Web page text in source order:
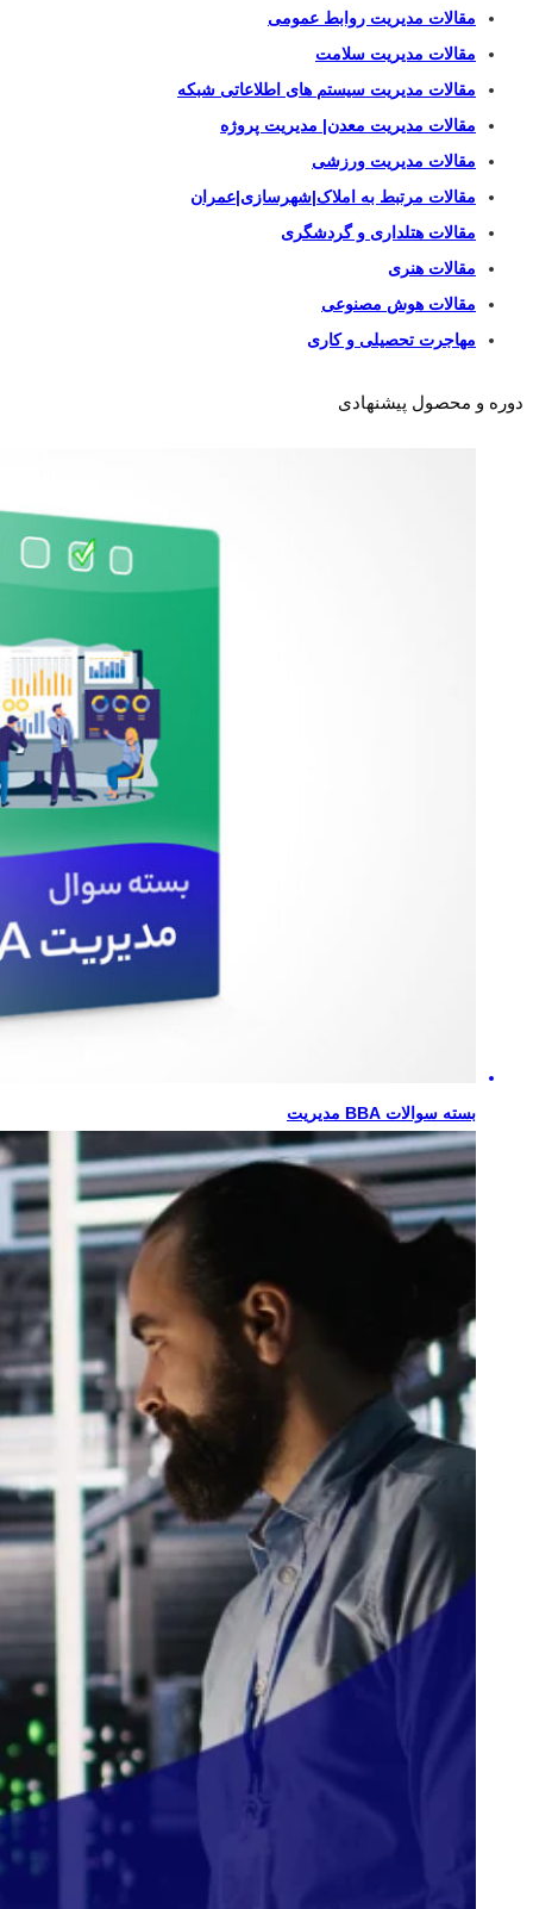
مقالات مدیریت روابط عمومی
مقالات مدیریت سلامت
مقالات مدیریت سیستم های اطلاعاتی شبکه
مقالات مدیریت معدن| مدیریت پروژه
مقالات مدیریت ورزشی
مقالات مرتبط به املاک|شهرسازی|عمران
مقالات هتلداری و گردشگری
مقالات هنری
مقالات هوش مصنوعی
مهاجرت تحصیلی و کاری
دوره و محصول پیشنهادی
بسته سوالات BBA مدیریت